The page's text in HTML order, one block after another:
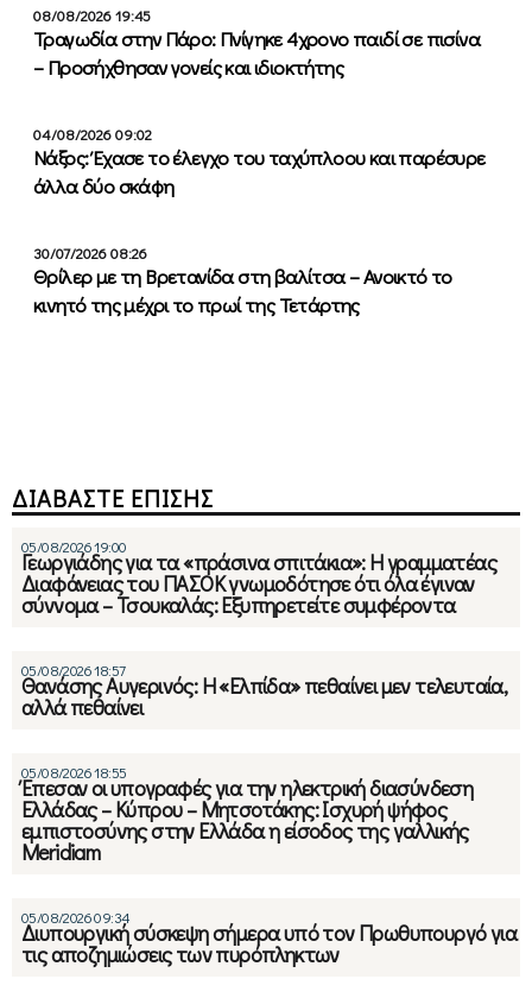
08/08/2026 19:45
Τραγωδία στην Πάρο: Πνίγηκε 4χρονο παιδί σε πισίνα
– Προσήχθησαν γονείς και ιδιοκτήτης
04/08/2026 09:02
Νάξος: Έχασε το έλεγχο του ταχύπλοου και παρέσυρε
άλλα δύο σκάφη
30/07/2026 08:26
Θρίλερ με τη Βρετανίδα στη βαλίτσα – Ανοικτό το
κινητό της μέχρι το πρωί της Τετάρτης
ΔΙΑΒΑΣΤΕ ΕΠΙΣΗΣ
05/08/2026 19:00
Γεωργιάδης για τα «πράσινα σπιτάκια»: Η γραμματέας
Διαφάνειας του ΠΑΣΟΚ γνωμοδότησε ότι όλα έγιναν
σύννομα – Τσουκαλάς: Εξυπηρετείτε συμφέροντα
05/08/2026 18:57
Θανάσης Αυγερινός: Η «Ελπίδα» πεθαίνει μεν τελευταία,
αλλά πεθαίνει
05/08/2026 18:55
Έπεσαν οι υπογραφές για την ηλεκτρική διασύνδεση
Ελλάδας – Κύπρου – Μητσοτάκης: Ισχυρή ψήφος
εμπιστοσύνης στην Ελλάδα η είσοδος της γαλλικής
Meridiam
05/08/2026 09:34
Διυπουργική σύσκεψη σήμερα υπό τον Πρωθυπουργό για
τις αποζημιώσεις των πυρόπληκτων